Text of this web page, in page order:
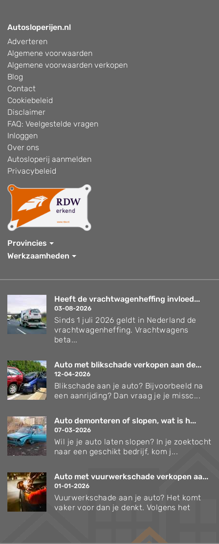
Autosloperijen.nl
Adverteren
Algemene voorwaarden
Algemene voorwaarden verkopen
Blog
Contact
Cookiebeleid
Disclaimer
FAQ: Veelgestelde vragen
Inloggen
Over ons
Autosloperij aanmelden
Privacybeleid
Provincies
Werkzaamheden
Heeft de vrachtwagenheffing invloed...
03-08-2026
Sinds 1 juli 2026 geldt in Nederland de
vrachtwagenheffing. Vrachtwagens
beta...
Auto met blikschade verkopen aan de...
12-04-2026
Blikschade aan je auto? Bijvoorbeeld na
een aanrijding? Dan vraag je je missc...
Auto demonteren of slopen, wat is h...
07-03-2026
Wil je je auto laten slopen? In je zoektocht
naar een geschikt bedrijf, kom j...
Auto met vuurwerkschade verkopen aa...
01-01-2026
Vuurwerkschade aan je auto? Het komt
vaker voor dan je denkt. Volgens het